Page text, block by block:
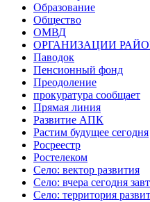
Образование
Общество
ОМВД
ОРГАНИЗАЦИИ
Паводок
Пенсионный фонд
Преодоление
прокуратура сообщает
Прямая линия
Развитие АПК
Растим будущее сегодня
Росреестр
Ростелеком
Село: вектор развития
Село: вчера сегодня
Село: территория